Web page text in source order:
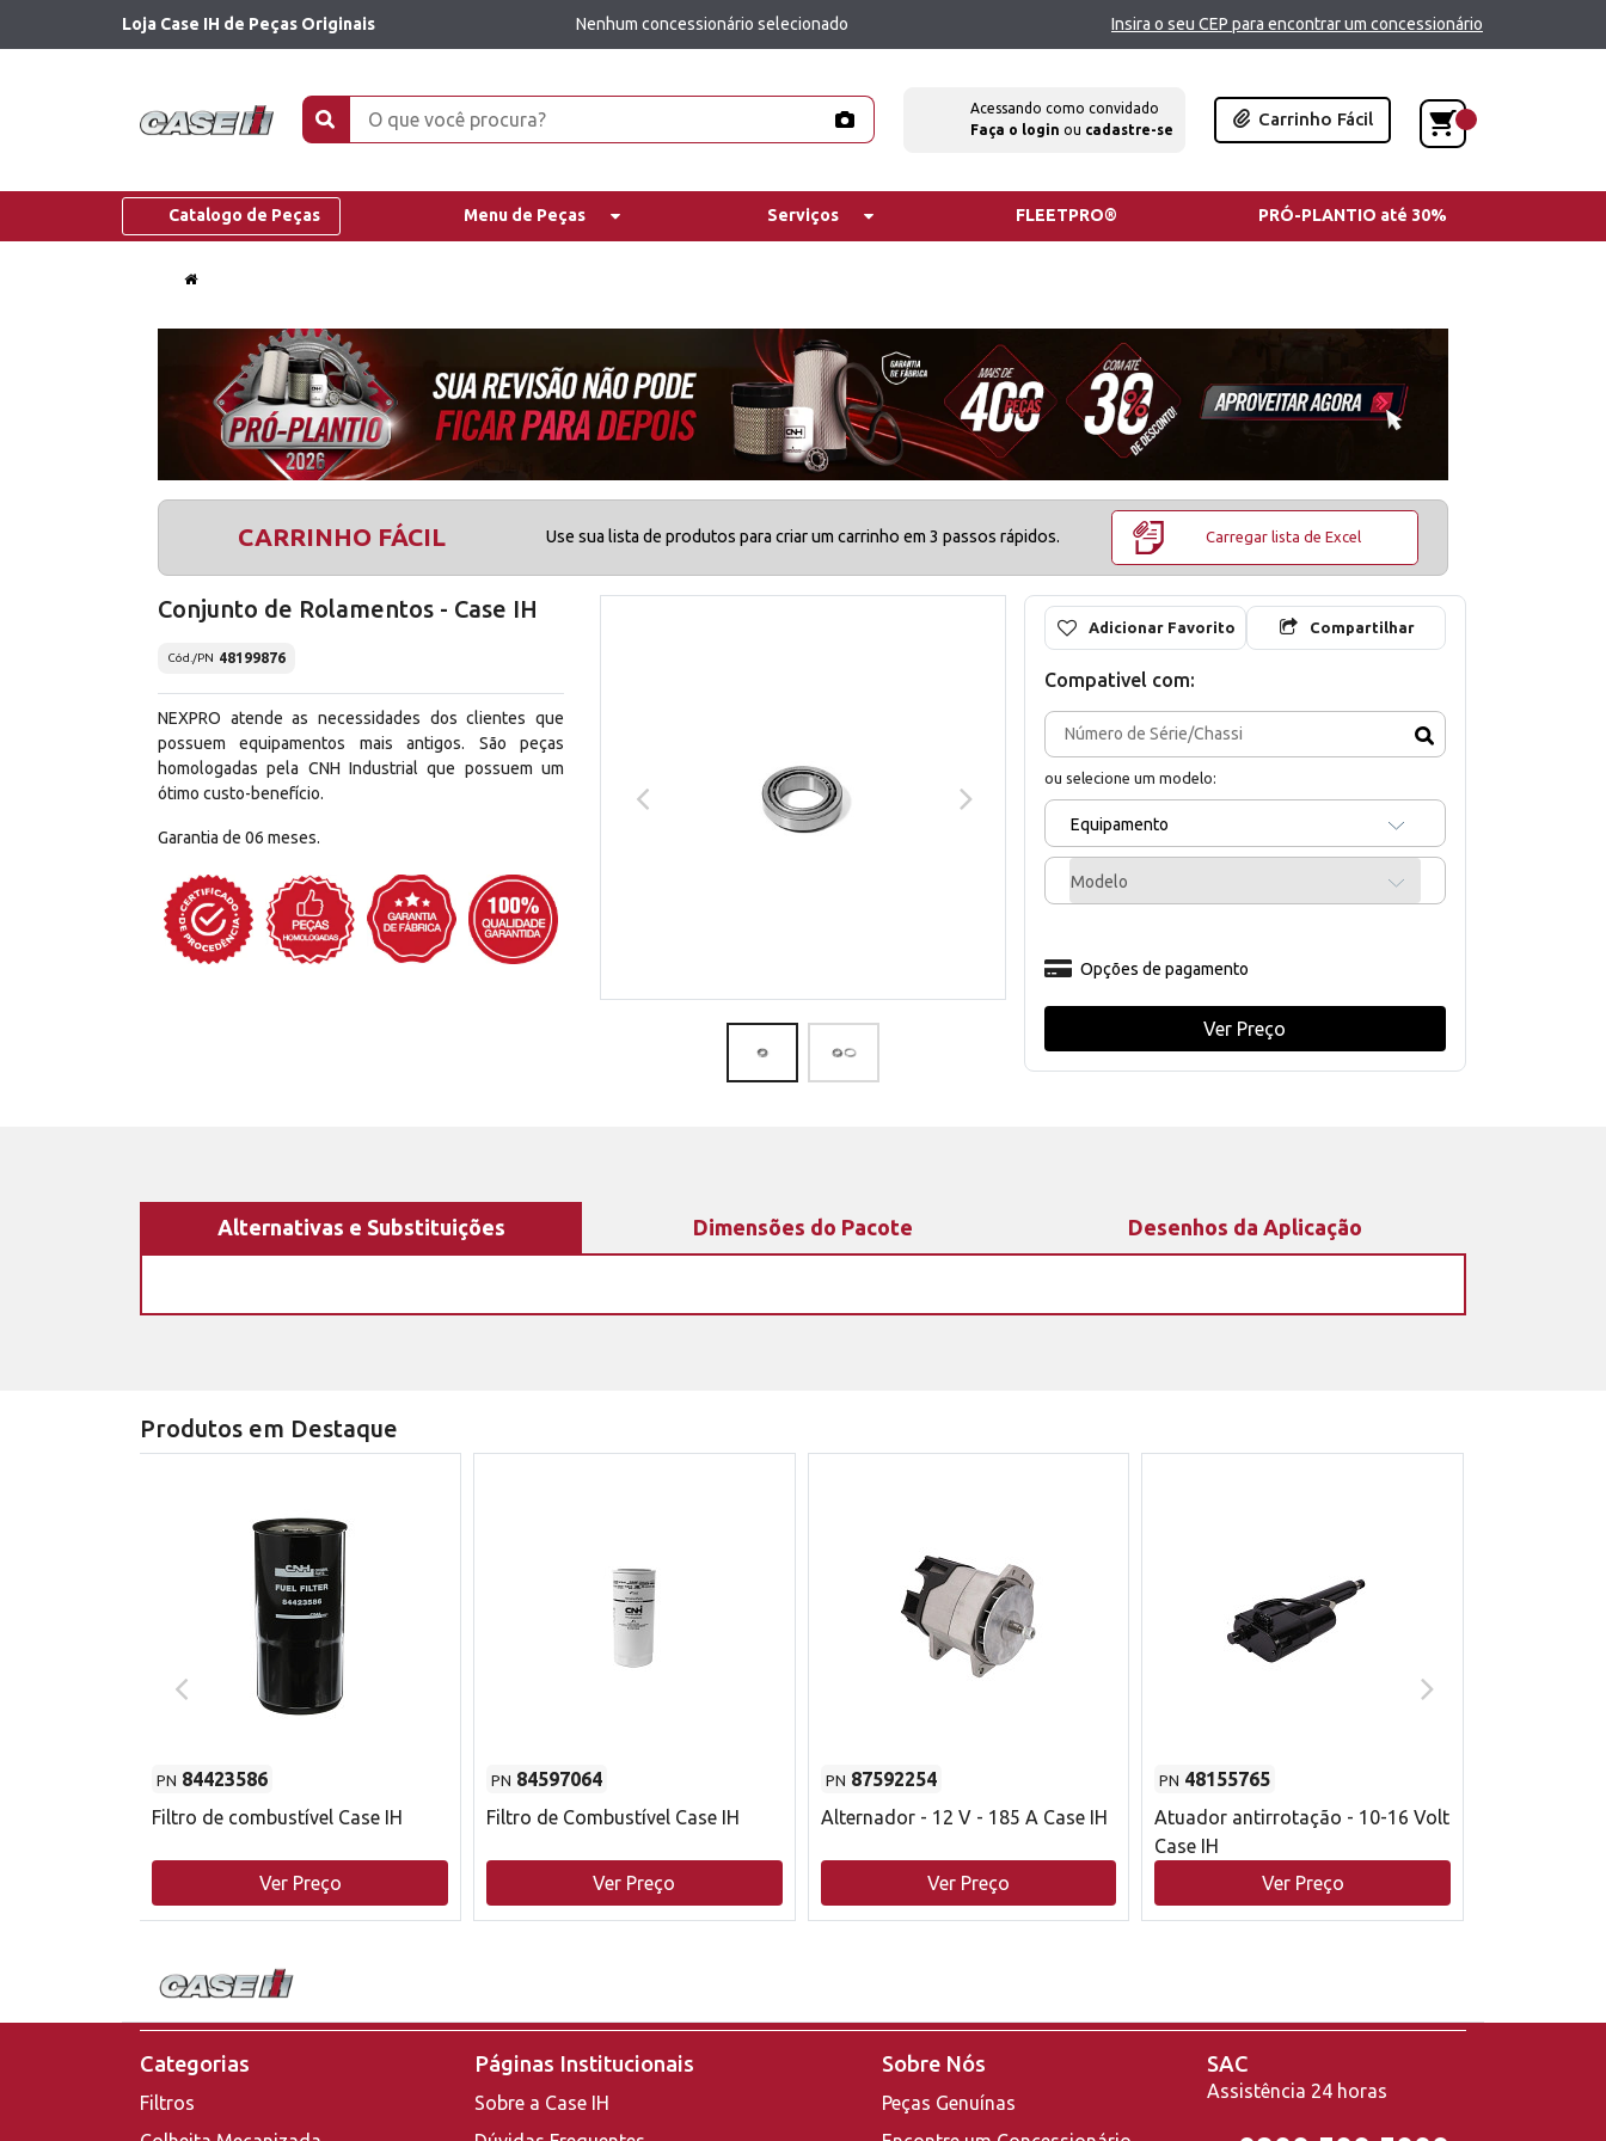
Loja Case IH de Peças Originais Nenhum concessionário selecionado Insira o seu CEP para encontrar um concessionário
Acessando como convidado
Faça o login ou cadastre-se
Carrinho Fácil
Catalogo de Peças Menu de Peças Serviços FLEETPRO® PRÓ-PLANTIO até 30%
CARRINHO FÁCIL Use sua lista de produtos para criar um carrinho em 3 passos rápidos. Carregar lista de Excel
Conjunto de Rolamentos - Case IH
Cód./PN 48199876
NEXPRO atende as necessidades dos clientes que
possuem equipamentos mais antigos. São peças
homologadas pela CNH Industrial que possuem um
ótimo custo-benefício.
Garantia de 06 meses.
Adicionar Favorito Compartilhar
Compativel com:
ou selecione um modelo:
Equipamento
Modelo
Opções de pagamento
Ver Preço
Alternativas e Substituições Dimensões do Pacote Desenhos da Aplicação
Produtos em Destaque
PN 84423586
Filtro de combustível Case IH
Ver Preço
PN 84597064
Filtro de Combustível Case IH
Ver Preço
PN 87592254
Alternador - 12 V - 185 A Case IH
Ver Preço
PN 48155765
Atuador antirrotação - 10-16 Volt
Case IH
Ver Preço
Categorias
Filtros
Páginas Institucionais
Sobre a Case IH
Sobre Nós
Peças Genuínas
SAC
Assistência 24 horas